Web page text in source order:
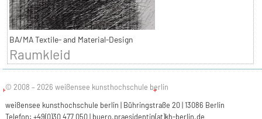
BA/MA Textile- and Material-Design
Raumkleid
© 2008 – 2026 weißensee kunsthochschule berlin
weißensee kunsthochschule berlin | Bühringstraße 20 | 13086 Berlin
Telefon: +49(0)30 477 050 | buero.praesidentin(at)kh-berlin.de